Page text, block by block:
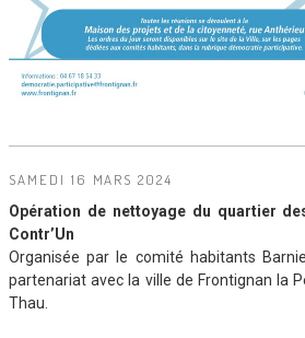
SAMEDI 16 MARS 2024
Opération de nettoyage du quartier
Contr’Un
Organisée par le comité habitants
partenariat avec la ville de Frontignan la
Thau.